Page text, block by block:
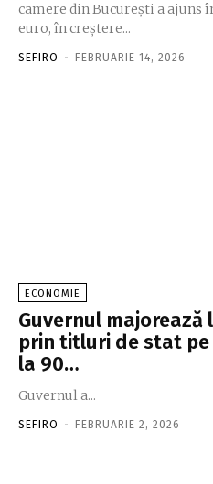
camere din Bucureşti a ajuns
euro, în creştere...
SEFIRO - FEBRUARIE 14, 2026
ECONOMIE
Guvernul
prin titluri de stat
la 90…
Guvernul a...
SEFIRO - FEBRUARIE 2, 2026